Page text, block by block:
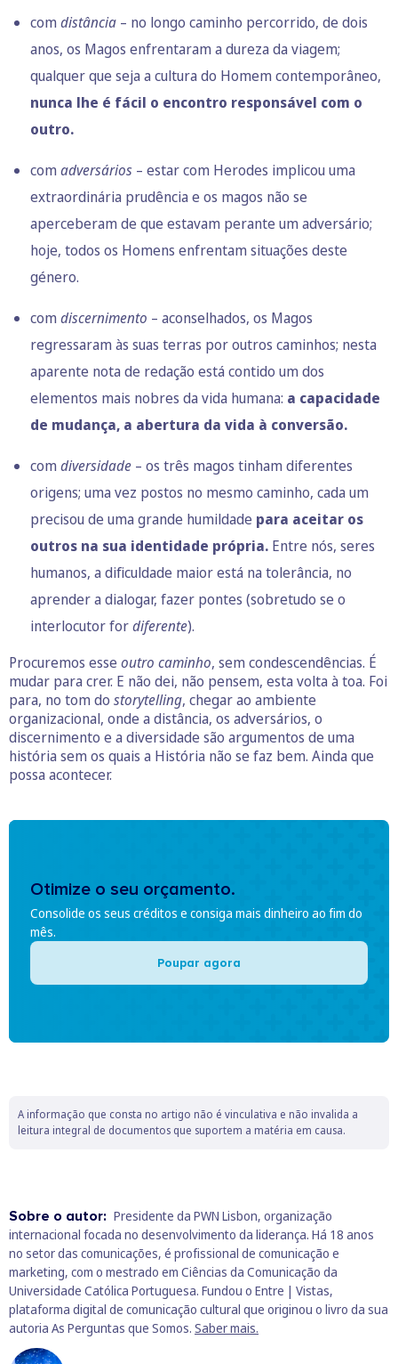
com distância – no longo caminho percorrido, de dois
anos, os Magos enfrentaram a dureza da viagem;
qualquer que seja a cultura do Homem contemporâneo,
nunca lhe é fácil o encontro responsável com o
outro.
com adversários – estar com Herodes implicou uma
extraordinária prudência e os magos não se
aperceberam de que estavam perante um adversário;
hoje, todos os Homens enfrentam situações deste
género.
com discernimento – aconselhados, os Magos
regressaram às suas terras por outros caminhos; nesta
aparente nota de redação está contido um dos
elementos mais nobres da vida humana: a capacidade
de mudança, a abertura da vida à conversão.
com diversidade – os três magos tinham diferentes
origens; uma vez postos no mesmo caminho, cada um
precisou de uma grande humildade para aceitar os
outros na sua identidade própria. Entre nós, seres
humanos, a dificuldade maior está na tolerância, no
aprender a dialogar, fazer pontes (sobretudo se o
interlocutor fordiferente).
Procuremos esse outro caminho, sem condescendências. É
mudar para crer. E não dei, não pensem, esta volta à toa. Foi
para, no tom do storytelling, chegar ao ambiente
organizacional, onde a distância, os adversários, o
discernimento e a diversidade são argumentos de uma
história sem os quais a História não se faz bem. Ainda que
possa acontecer.
Otimize o seu orçamento.
Consolide os seus créditos e consiga mais dinheiro ao fim do
mês.
Poupar agora
A informação que consta no artigo não é vinculativa e não invalida a
leitura integral de documentos que suportem a matéria em causa.
Sobre o autor: Presidente da PWN Lisbon, organização
internacional focada no desenvolvimento da liderança. Há 18 anos
no setor das comunicações, é profissional de comunicação e
marketing, com o mestrado em Ciências da Comunicação da
Universidade Católica Portuguesa. Fundou o Entre | Vistas,
plataforma digital de comunicação cultural que originou o livro da sua
autoria As Perguntas que Somos. Saber mais.